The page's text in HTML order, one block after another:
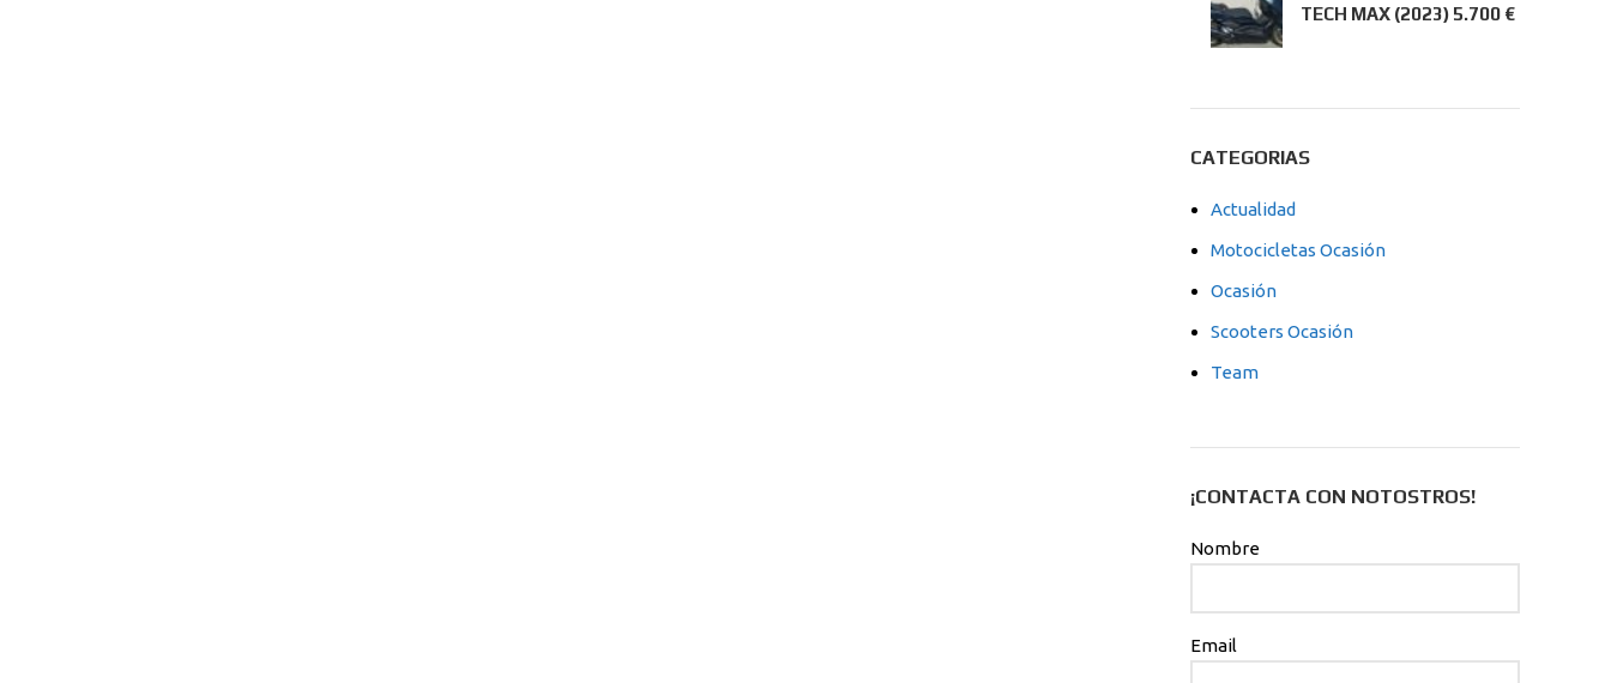
TECH MAX (2023) 5.700 €
CATEGORIAS
Actualidad
Motocicletas Ocasión
Ocasión
Scooters Ocasión
Team
¡CONTACTA CON NOTOSTROS!
Nombre
Email